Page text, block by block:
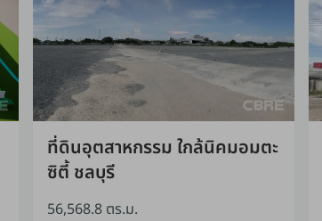
ที่ดินอุตสาหกรรม ใกล้นิคมอมตะ
ซิตี้ ชลบุรี
56,568.8 ตร.ม.